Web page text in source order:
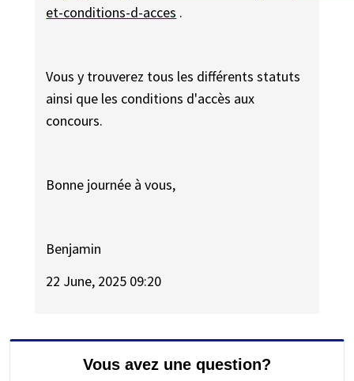
et-conditions-d-acces .
Vous y trouverez tous les différents statuts
ainsi que les conditions d'accès aux
concours.
Bonne journée à vous,
Benjamin
22 June, 2025 09:20
Vous avez une question?